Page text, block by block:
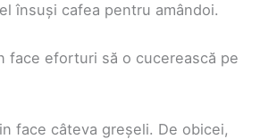
însuși cafea pentru amândoi.
face eforturi să o cucerească pe
face câteva greșeli. De obicei,